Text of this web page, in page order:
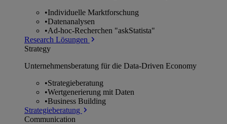
•Individuelle Marktforschung
•Datenanalysen
•Ad-hoc-Recherchen "askStatista"
Research Lösungen
Strategy
Unternehmens­beratung für die Data-Driven Economy
•Strategieberatung
•Wertgenerierung mit Daten
•Business Building
Strategieberatung
Communication